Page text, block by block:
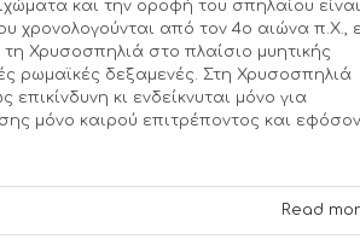
και την οροφή του σπηλαίου είναι
χρονολογούνται από τον 4ο αιώνα π.Χ.,
Χρυσοσπηλιά στο πλαίσιο μυητικής
ρωμαϊκές δεξαμενές. Στη Χρυσοσπηλιά
κι ενδείκνυται μόνο για
μόνο καιρού επιτρέποντος και εφόσον
Read